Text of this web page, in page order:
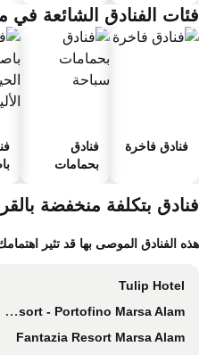
الفنادق الشائعة في
فنادق فاخرة
فنادق
بحمامات
بتكلفة منخفضة
الفنادق الموصى بها قد تثير
Tulip Hotel
Pickalbatros Villaggio Resort - Portofino Marsa Alam
Fantazia Resort Marsa Alam